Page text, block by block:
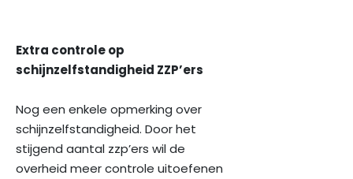
Extra controle op
schijnzelfstandigheid ZZP’ers
Nog een enkele opmerking over
schijnzelfstandigheid. Door het
stijgend aantal zzp’ers wil de
overheid meer controle uitoefenen